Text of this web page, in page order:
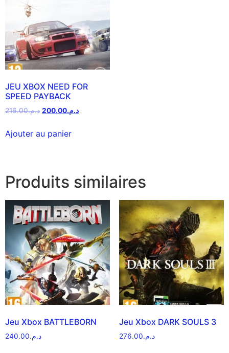
JEU XBOX NEED FOR
SPEED PAYBACK
د.م.216.00 د.م.200.00
Ajouter au panier
Produits similaires
Jeu Xbox BATTLEBORN
د.م.240.00
Jeu Xbox DARK SOULS 3
د.م.276.00